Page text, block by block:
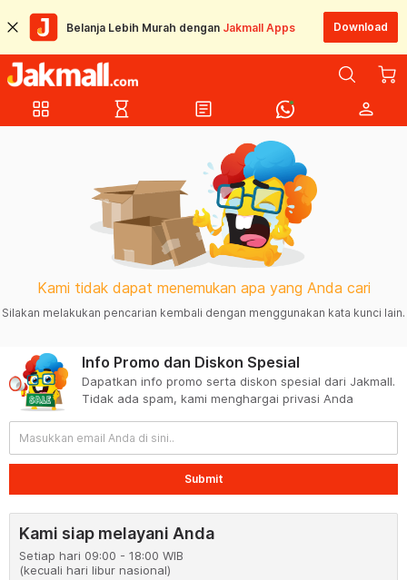
Belanja Lebih Murah dengan Jakmall Apps Download
grid_view hourglass_empty article person
Kami tidak dapat menemukan apa yang Anda cari
Silakan melakukan pencarian kembali dengan menggunakan kata kunci lain.
Info Promo dan Diskon Spesial
Dapatkan info promo serta diskon spesial dari Jakmall.
Tidak ada spam, kami menghargai privasi Anda
Submit
Kami siap melayani Anda
Setiap hari 09:00 - 18:00 WIB
(kecuali hari libur nasional)